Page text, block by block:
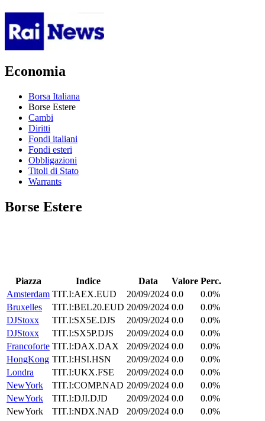
Economia
Borsa Italiana
Borse Estere
Cambi
Diritti
Fondi italiani
Fondi esteri
Obbligazioni
Titoli di Stato
Warrants
Borse Estere
Piazza Indice Data Valore Perc.
Amsterdam TIT.I:AEX.EUD 20/09/2024 0.0
0.0%
Bruxelles
TIT.I:BEL20.EUD 20/09/2024 0.0
0.0%
DJStoxx
TIT.I:SX5E.DJS 20/09/2024 0.0
0.0%
DJStoxx
TIT.I:SX5P.DJS 20/09/2024 0.0
0.0%
Francoforte TIT.I:DAX.DAX 20/09/2024 0.0
0.0%
HongKong TIT.I:HSI.HSN 20/09/2024 0.0
0.0%
Londra
TIT.I:UKX.FSE 20/09/2024 0.0
0.0%
NewYork
TIT.I:COMP.NAD 20/09/2024 0.0
0.0%
NewYork
TIT.I:DJI.DJD 20/09/2024 0.0
0.0%
NewYork
TIT.I:NDX.NAD 20/09/2024 0.0
0.0%